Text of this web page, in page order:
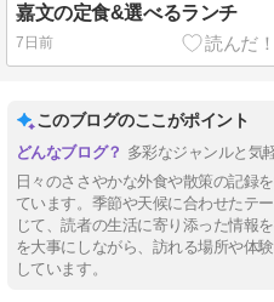
嘉文の定食&選べるランチ
7日前
このブログのここがポイント
多彩なジャンルと気
日々のささやかな外食や散策の記録
ています。季節や天候に合わせたテ
じて、読者の生活に寄り添った情報
を大事にしながら、訪れる場所や体
しています。